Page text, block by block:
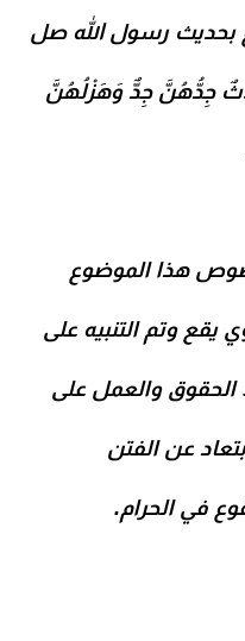
رسول الله صل
جِدُّهُنَّ جِدٌّ وَهَزْلُهُنَّ
هذا الموضوع
يقع وتم التنبيه على
والعمل على
عن الفتن
في الحرام.